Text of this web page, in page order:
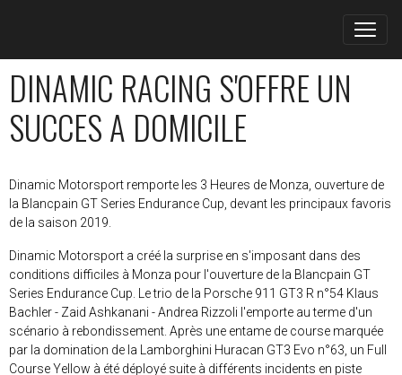
DINAMIC RACING S'OFFRE UN
SUCCES A DOMICILE
Dinamic Motorsport remporte les 3 Heures de Monza, ouverture de
la Blancpain GT Series Endurance Cup, devant les principaux favoris
de la saison 2019.
Dinamic Motorsport a créé la surprise en s'imposant dans des
conditions difficiles à Monza pour l'ouverture de la Blancpain GT
Series Endurance Cup. Le trio de la Porsche 911 GT3 R n°54 Klaus
Bachler - Zaid Ashkanani - Andrea Rizzoli l'emporte au terme d'un
scénario à rebondissement. Après une entame de course marquée
par la domination de la Lamborghini Huracan GT3 Evo n°63, un Full
Course Yellow à été déployé suite à différents incidents en piste